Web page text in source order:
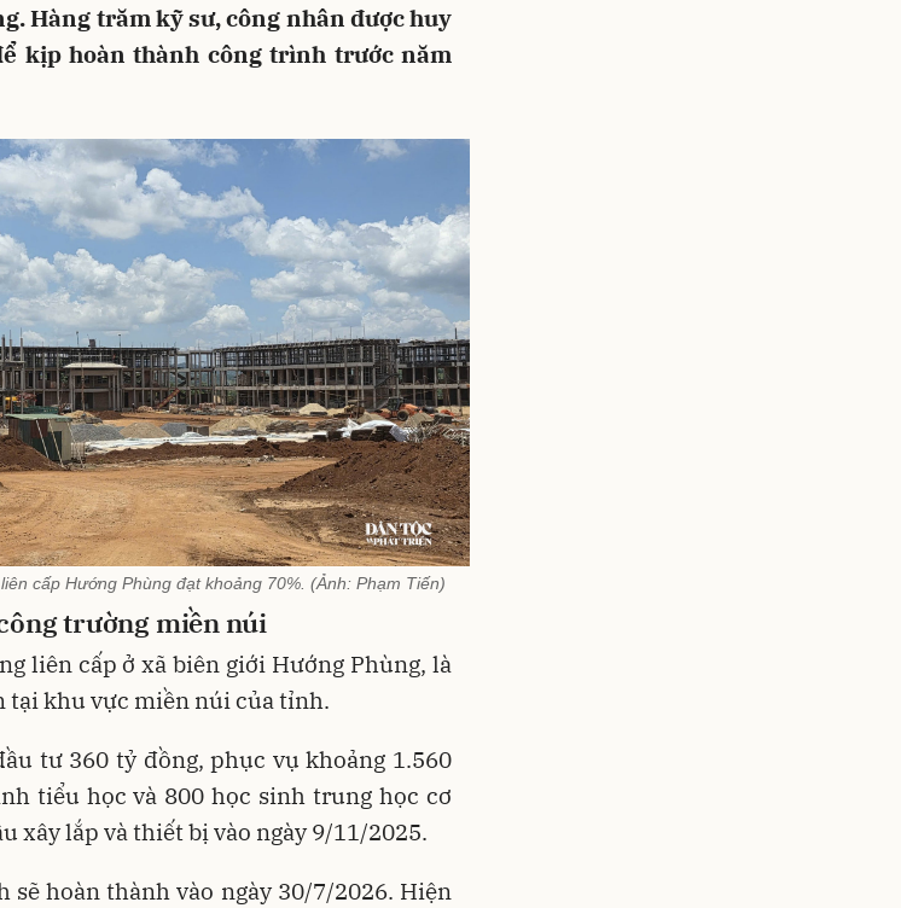
Hàng trăm kỹ sư, công nhân được huy
kịp hoàn thành công trình trước năm
cấp Hướng Phùng đạt khoảng 70%. (Ảnh: Phạm Tiến)
trường miền núi
liên cấp ở xã biên giới Hướng Phùng, là
tại khu vực miền núi của tỉnh.
tư 360 tỷ đồng, phục vụ khoảng 1.560
tiểu học và 800 học sinh trung học cơ
xây lắp và thiết bị vào ngày 9/11/2025.
sẽ hoàn thành vào ngày 30/7/2026. Hiện